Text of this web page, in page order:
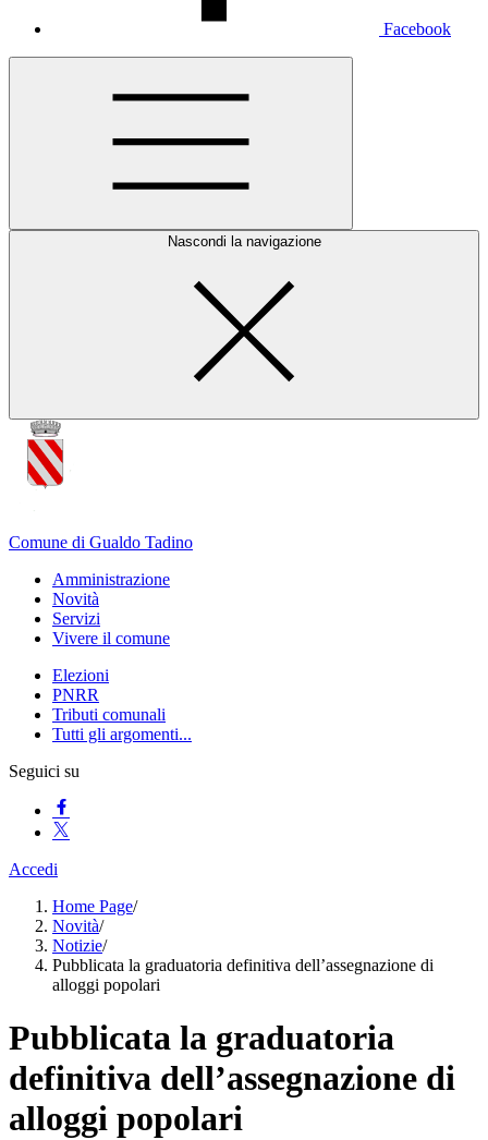
Facebook
Nascondi la navigazione
Comune di Gualdo Tadino
Amministrazione
Novità
Servizi
Vivere il comune
Elezioni
PNRR
Tributi comunali
Tutti gli argomenti...
Seguici su
Accedi
Home Page/
Novità/
Notizie/
Pubblicata la graduatoria definitiva dell’assegnazione di
alloggi popolari
Pubblicata la graduatoria
definitiva dell’assegnazione di
alloggi popolari